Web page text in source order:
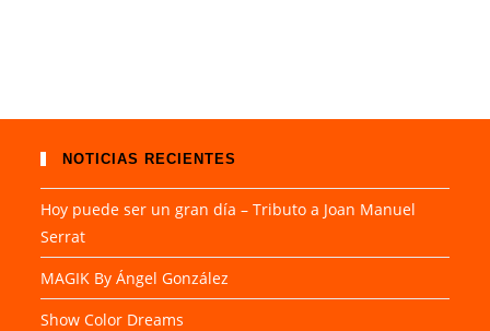
NOTICIAS RECIENTES
Hoy puede ser un gran día – Tributo a Joan Manuel
Serrat
MAGIK By Ángel González
Show Color Dreams